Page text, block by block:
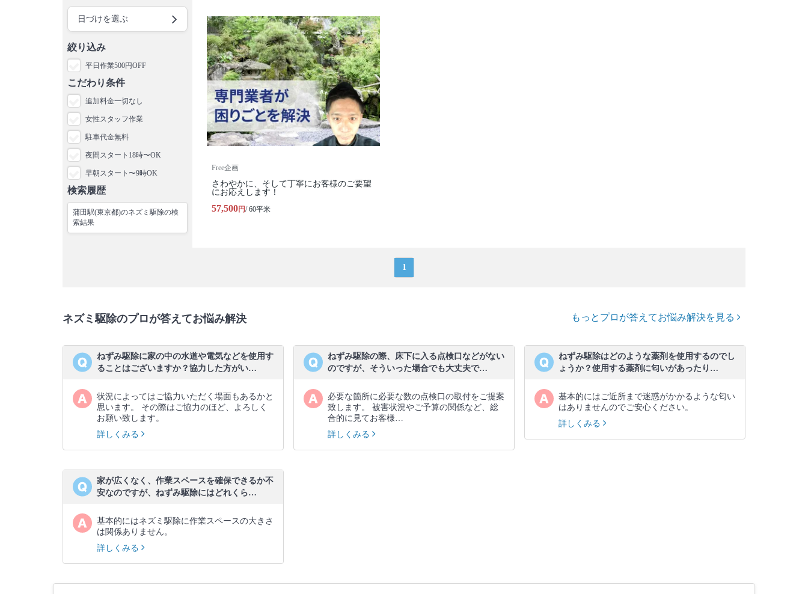
日づけを選ぶ
絞り込み
平日作業500円OFF
こだわり条件
追加料金一切なし
女性スタッフ作業
駐車代金無料
夜間スタート18時〜OK
早朝スタート〜9時OK
検索履歴
蒲田駅(東京都)のネズミ駆除の検
索結果
Free企画
さわやかに、そして丁寧にお客様のご要望
にお応えします！
57,500円/ 60平米
1
ネズミ駆除のプロが答えてお悩み解決 もっとプロが答えてお悩み解決を見る
ねずみ駆除に家の中の水道や電気などを使用す
ることはございますか？協力した方がい…
状況によってはご協力いただく場面もあるかと
思います。 その際はご協力のほど、よろしく
お願い致します。
詳しくみる
ねずみ駆除の際、床下に入る点検口などがない
のですが、そういった場合でも大丈夫で…
必要な箇所に必要な数の点検口の取付をご提案
致します。 被害状況やご予算の関係など、総
合的に見てお客様…
詳しくみる
ねずみ駆除はどのような薬剤を使用するのでし
ょうか？使用する薬剤に匂いがあったり…
基本的にはご近所まで迷惑がかかるような匂い
はありませんのでご安心ください。
詳しくみる
家が広くなく、作業スペースを確保できるか不
安なのですが、ねずみ駆除にはどれくら…
基本的にはネズミ駆除に作業スペースの大きさ
は関係ありません。
詳しくみる